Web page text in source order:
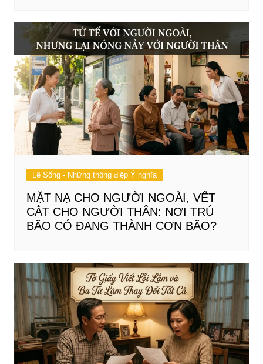
Lẽ Sống - Những thông điệp Ý nghĩa
MẶT NẠ CHO NGƯỜI NGOÀI, VẾT
CẮT CHO NGƯỜI THÂN: NƠI TRÚ
BÃO CÓ ĐANG THÀNH CƠN BÃO?